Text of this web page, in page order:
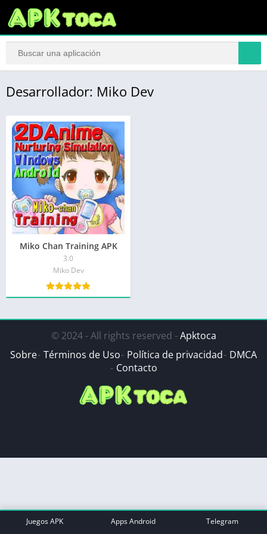
Desarrollador: Miko Dev
Miko Chan Training APK
3.0
Miko Dev
© 2024 - All rights reserved -Apktoca
Sobre Términos de Uso Política de privacidad DMCA
Contacto
Juegos APK Apps Android Telegram